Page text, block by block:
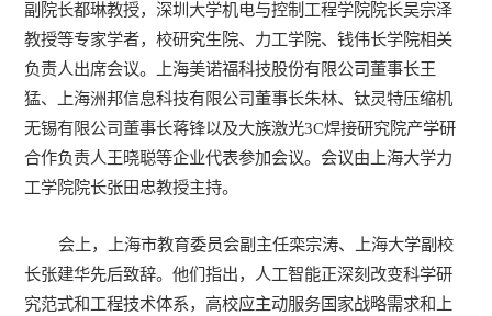
副院长都琳教授，深圳大学机电与控制工程学院院长吴宗泽
教授等专家学者，校研究生院、力工学院、钱伟长学院相关
负责人出席会议。上海美诺福科技股份有限公司董事长王
猛、上海洲邦信息科技有限公司董事长朱林、钛灵特压缩机
无锡有限公司董事长蒋锋以及大族激光3C焊接研究院产学研
合作负责人王晓聪等企业代表参加会议。会议由上海大学力
工学院院长张田忠教授主持。
会上，上海市教育委员会副主任栾宗涛、上海大学副校
长张建华先后致辞。他们指出，人工智能正深刻改变科学研
究范式和工程技术体系，高校应主动服务国家战略需求和上